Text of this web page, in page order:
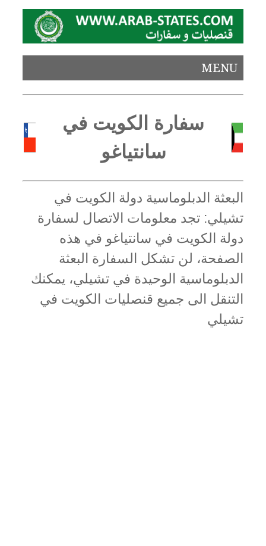
MENU
سفارة الكويت في
سانتياغو
البعثة الدبلوماسية دولة الكويت في
تشيلي: تجد معلومات الاتصال لسفارة
دولة الكويت في سانتياغو في هذه
الصفحة، لن تشكل السفارة البعثة
الدبلوماسية الوحيدة في تشيلي، يمكنك
التنقل الى جميع قنصليات الكويت في
تشيلي